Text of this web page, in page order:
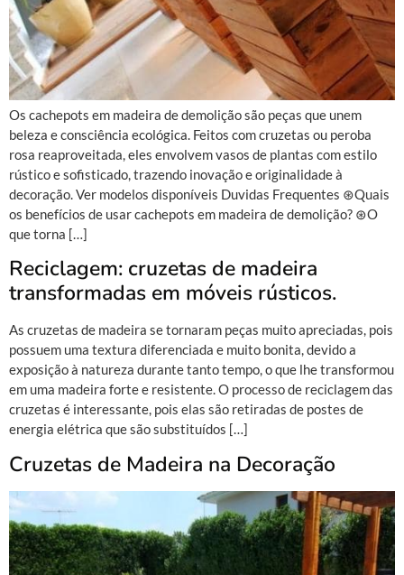
Os cachepots em madeira de demolição são peças que unem
beleza e consciência ecológica. Feitos com cruzetas ou peroba
rosa reaproveitada, eles envolvem vasos de plantas com estilo
rústico e sofisticado, trazendo inovação e originalidade à
decoração. Ver modelos disponíveis Duvidas Frequentes ⊛Quais
os benefícios de usar cachepots em madeira de demolição? ⊛O
que torna […]
Reciclagem: cruzetas de madeira
transformadas em móveis rústicos.
As cruzetas de madeira se tornaram peças muito apreciadas, pois
possuem uma textura diferenciada e muito bonita, devido a
exposição à natureza durante tanto tempo, o que lhe transformou
em uma madeira forte e resistente. O processo de reciclagem das
cruzetas é interessante, pois elas são retiradas de postes de
energia elétrica que são substituídos […]
Cruzetas de Madeira na Decoração